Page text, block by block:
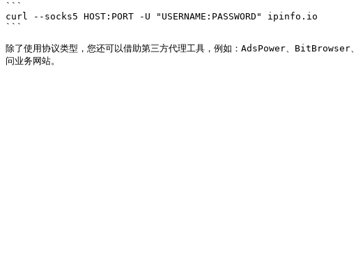
```
curl --socks5 HOST:PORT -U "USERNAME:PASSWORD" ipinfo.io
```
除了使用协议类型，您还可以借助第三方代理工具，例如：AdsPower、BitBrowser